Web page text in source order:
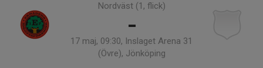
Nordväst (1, flick)
-
17 maj, 09:30, Inslaget Arena 31
(Övre), Jönköping